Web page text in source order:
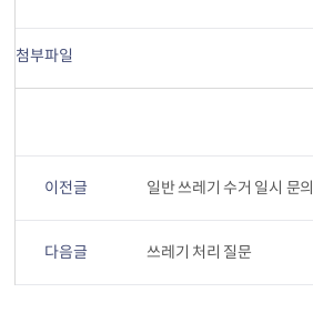
첨부파일
이전글 일반 쓰레기 수거 일시 문의
다음글 쓰레기 처리 질문